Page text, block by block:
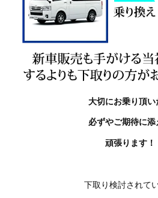
大切にお乗り頂い
必ずやご期待に添
頑張ります！
下取り検討されて